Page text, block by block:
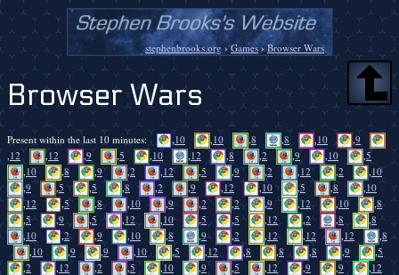
stephenbrooks.org›Games›Browser Wars
Browser Wars
Present within the last 10 minutes: ,10 ,10 ,8 ,8 ,10 ,9
,12 ,12 ,9 ,5 ,10 ,12 ,8 ,2 ,9 ,10 ,5
,10 ,8 ,9 ,2 ,12 ,5 ,9 ,2 ,12 ,2 ,10
,9 ,5 ,5 ,8 ,2 ,9 ,12 ,10 ,5 ,8 ,10
,12 ,5 ,8 ,10 ,9 ,2 ,2 ,9 ,12 ,10 ,8
,5 ,9 ,5 ,12 ,10 ,5 ,5 ,12 ,2 ,8 ,8
,10 ,2 ,9 ,10 ,8 ,9 ,2 ,12 ,12 ,12 ,8
,10 ,9 ,9 ,10 ,5 ,12 ,8 ,8 ,8 ,9 ,5
,2 ,12 ,2 ,5 ,10 ,9 ,5 ,12 ,9 ,9 ,12